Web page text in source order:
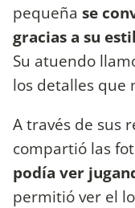
pequeña se
gracias a su
Su atuendo
los detalles que
A través de sus
compartió las
podía ver
permitió ver el